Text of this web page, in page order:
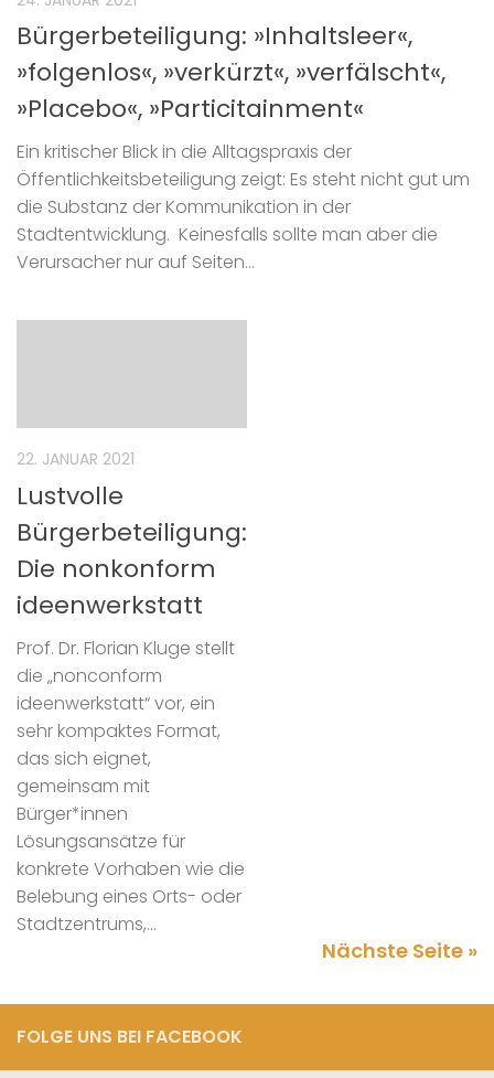
Bürgerbeteiligung: »Inhaltsleer«,
»folgenlos«, »verkürzt«, »verfälscht«,
»Placebo«, »Particitainment«
Ein kritischer Blick in die Alltagspraxis der
Öffentlichkeitsbeteiligung zeigt: Es steht nicht gut um
die Substanz der Kommunikation in der
Stadtentwicklung. Keinesfalls sollte man aber die
Verursacher nur auf Seiten...
22. JANUAR 2021
Lustvolle
Bürgerbeteiligung:
Die nonkonform
ideenwerkstatt
Prof. Dr. Florian Kluge stellt
die „nonconform
ideenwerkstatt“ vor, ein
sehr kompaktes Format,
das sich eignet,
gemeinsam mit
Bürger*innen
Lösungsansätze für
konkrete Vorhaben wie die
Belebung eines Orts- oder
Stadtzentrums,...
Nächste Seite »
FOLGE UNS BEI FACEBOOK